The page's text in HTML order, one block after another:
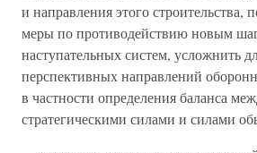
и направления этого строительства,
меры по противодействию новым
наступательных систем, усложнить
перспективных направлений
в частности определения баланса
стратегическими силами и силами